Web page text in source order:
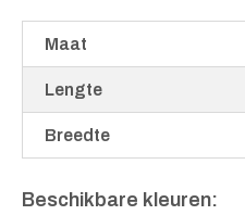
Maat
Lengte
Breedte
Beschikbare kleuren: